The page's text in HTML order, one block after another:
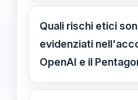
preoccupazioni
all’impiego militare
rispetto dei diritti
Quali rischi etici
evidenziati
OpenAI e il
I rischi includono la